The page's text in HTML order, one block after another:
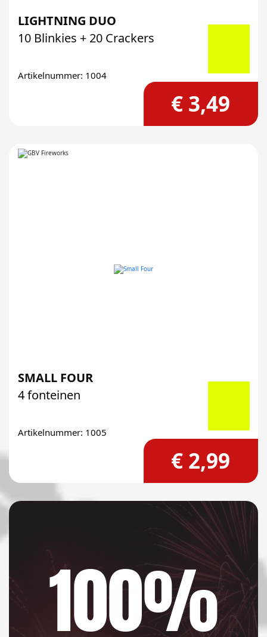
LIGHTNING DUO
10 Blinkies + 20 Crackers
Artikelnummer: 1004
€ 3,49
SMALL FOUR
4 fonteinen
Artikelnummer: 1005
€ 2,99
100%